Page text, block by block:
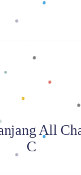
selengkapnya
All
C